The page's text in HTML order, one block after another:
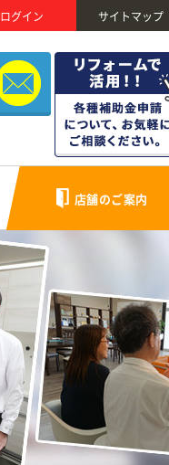
サイトマップ
ログイン
店舗のご案内